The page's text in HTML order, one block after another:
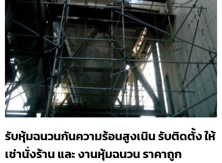
รับหุ้มฉนวนกันความร้อนสูงเนิน รับติดตั้ง ให้
เช่านั่งร้าน และ งานหุ้มฉนวน ราคาถูก